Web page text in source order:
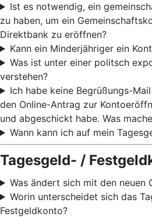
Ist es notwendig, ein
zu haben, um ein
Direktbank zu eröffnen?
Kann ein Minderjähriger ein
Was ist unter einer politsch
verstehen?
Ich habe keine Begrüßungs-
den Online-Antrag zur
und abgeschickt habe. Was
Wann kann ich auf mein
Tagesgeld- /
Was ändert sich mit den neuen
Worin unterscheidet sich das
Festgeldkonto?